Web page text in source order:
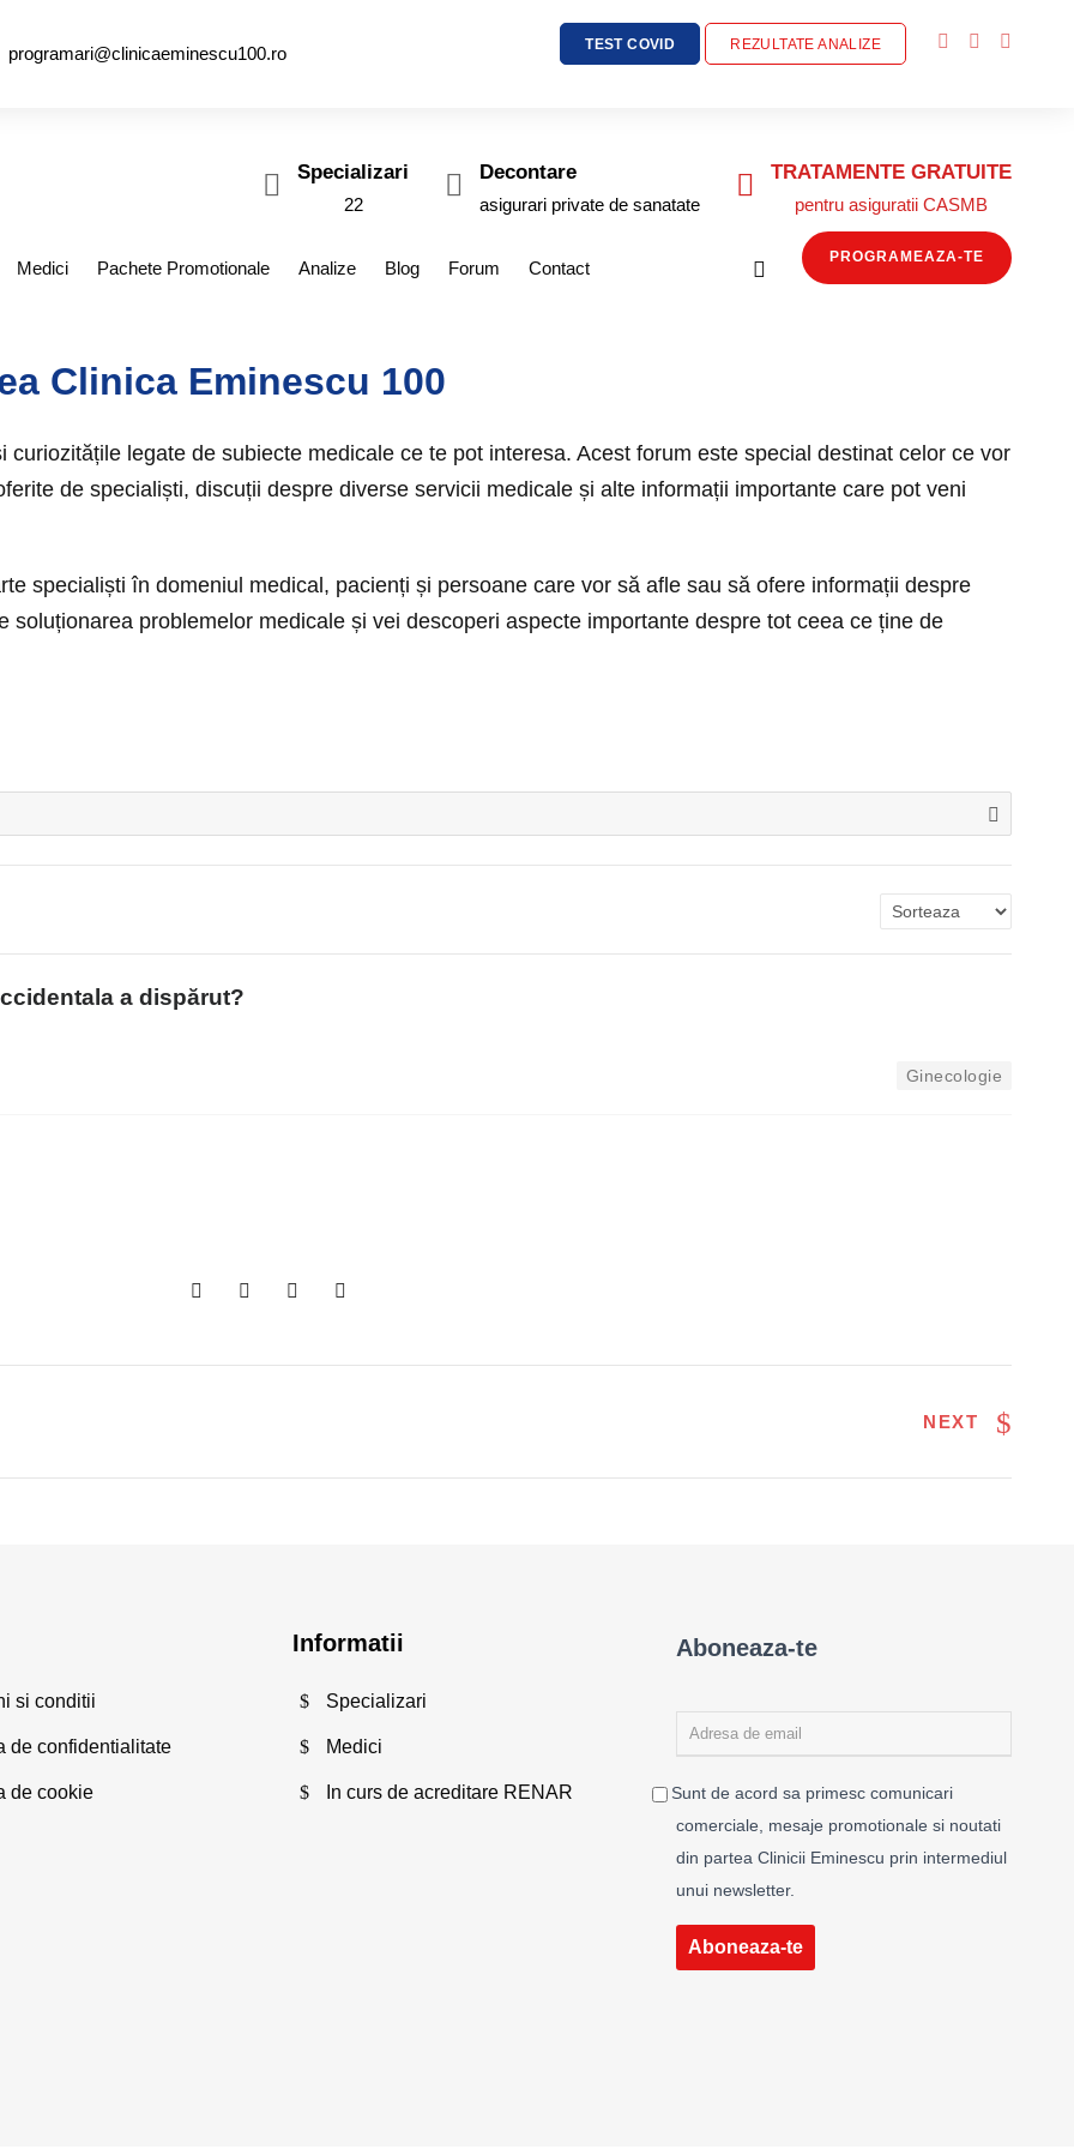
programari@clinicaeminescu100.ro TEST COVID REZULTATE ANALIZE
Specializari
22
Decontare
asigurari private de sanatate
TRATAMENTE GRATUITE
pentru asiguratii CASMB
Medici Pachete Promotionale Analize Blog Forum Contact
PROGRAMEAZA-TE
Clinica Eminescu 100
legate de subiecte medicale ce te pot interesa. Acest forum este special destinat celor ce vor
de specialiști, discuții despre diverse servicii medicale și alte informații importante care pot veni
specialiști în domeniul medical, pacienți și persoane care vor să afle sau să ofere informații despre
problemelor medicale și vei descoperi aspecte importante despre tot ceea ce ține de
a dispărut?
Ginecologie
NEXT
si conditii
de confidentialitate
de cookie
Informatii
Specializari
Medici
In curs de acreditare RENAR
Aboneaza-te
Sunt de acord sa primesc comunicari
comerciale, mesaje promotionale si noutati
din partea Clinicii Eminescu prin intermediul
unui newsletter.
Aboneaza-te